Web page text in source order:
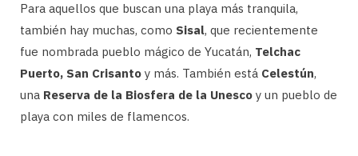
Para aquellos que buscan una playa más tranquila,
también hay muchas, como Sisal, que recientemente
fue nombrada pueblo mágico de Yucatán, Telchac
Puerto, San Crisanto y más. También está Celestún,
una Reserva de la Biosfera de la Unesco y un pueblo de
playa con miles de flamencos.